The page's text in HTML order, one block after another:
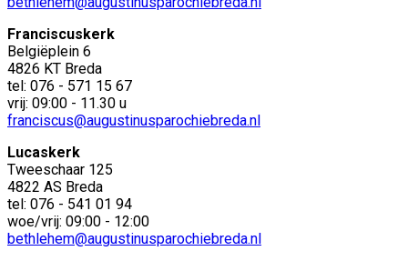
Franciscuskerk
Belgiëplein 6
4826 KT Breda
tel: 076 - 571 15 67
vrij: 09:00 - 11.30 u
franciscus@augustinusparochiebreda.nl
Lucaskerk
Tweeschaar 125
4822 AS Breda
tel: 076 - 541 01 94
woe/vrij: 09:00 - 12:00
bethlehem@augustinusparochiebreda.nl